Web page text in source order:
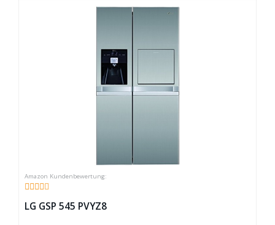
LG GSP 545 PVYZ8